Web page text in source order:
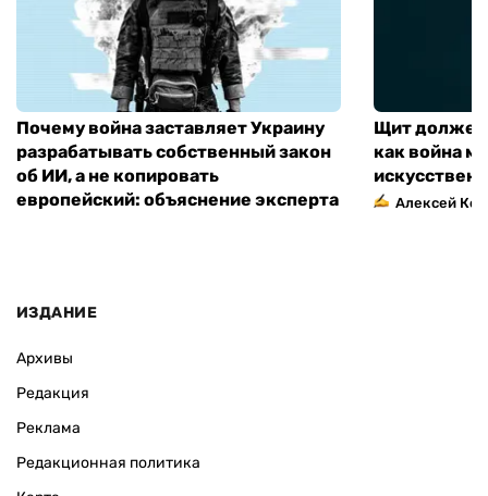
Почему война заставляет Украину
разрабатывать собственный закон
об ИИ, а не копировать
европейский: объяснение эксперта
Щит должен
как война
Алексей
ИЗДАНИЕ
Архивы
Редакция
Реклама
Редакционная политика